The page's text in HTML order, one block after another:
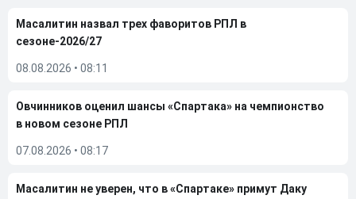
Масалитин назвал трех фаворитов РПЛ в
сезоне-2026/27
08.08.2026 • 08:11
Овчинников оценил шансы «Спартака» на чемпионство
в новом сезоне РПЛ
07.08.2026 • 08:17
Масалитин не уверен, что в «Спартаке» примут Даку